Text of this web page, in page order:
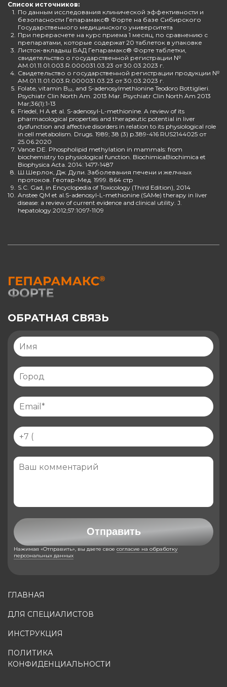
Список источников:
1. По данным исследования клинической эффективности и
безопасности Гепарамакс® Форте на базе Сибирского
Государственного медицинского университета
2. При перерасчете на курс приема 1 месяц, по сравнению с
препаратами, которые содержат 20 таблеток в упаковке
3. Листок-вкладыш БАД Гепарамакс® Форте таблетки,
свидетельство о государственной регистрации №
AM.01.11.01.003.R.000031.03.23 от 30.03.2023 г.
4. Свидетельство о государственной регистрации продукции №
AM.01.11.01.003.R.000031.03.23 от 30.03.2023 г.
5. Folate, vitamin B₁₂, and S-adenosylmethionine Teodoro Bottiglieri.
Psychiatr Clin North Am. 2013 Mar. Psychiatr Clin North Am 2013
Mar;36(1):1-13
6. Friedel, H A et al. S-adenosyl-L-methionine. A review of its
pharmacological properties and therapeutic potential in liver
dysfunction and affective disorders in relation to its physiological role
in cell metabolism. Drugs. 1989; 38 (3) p.389-416 RUS2144025 от
25.06.2020
7. Vance DE. Phospholipid methylation in mammals: from
biochemistry to physiological function. BiochimicaBiochimica et
Biophysica Acta. 2014: 1477-1487
8. Ш.Шерлок, Дж. Дули. Заболевания печени и желчных
протоков. Геотар-Мед. 1999. 864 стр
9. S.C. Gad, in Encyclopedia of Toxicology (Third Edition), 2014
10. Anstee QM et al.S-adenosyl-L-methionine (SAMe) therapy in liver
disease: a review of current evidence and clinical utility. J.
hepatology.2012;57:1097-1109
ГЛАВНАЯ
ДЛЯ СПЕЦИАЛИСТОВ
ИНСТРУКЦИЯ
ПОЛИТИКА
КОНФИДЕНЦИАЛЬНОСТИ
ОБРАТНАЯ СВЯЗЬ
Отправить
Нажимая «Отправить», вы даете свое согласие на обработку
персональных данных